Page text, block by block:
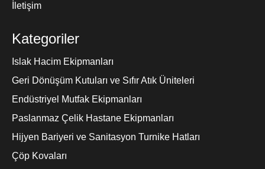
İletişim
Kategoriler
Islak Hacim Ekipmanları
Geri Dönüşüm Kutuları ve Sıfır Atık Üniteleri
Endüstriyel Mutfak Ekipmanları
Paslanmaz Çelik Hastane Ekipmanları
Hijyen Bariyeri ve Sanitasyon Turnike Hatları
Çöp Kovaları